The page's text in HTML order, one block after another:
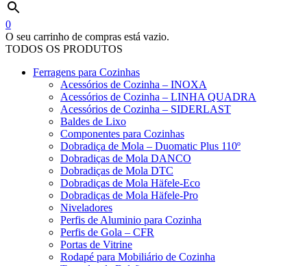
0
O seu carrinho de compras está vazio.
TODOS OS PRODUTOS
Ferragens para Cozinhas
Acessórios de Cozinha – INOXA
Acessórios de Cozinha – LINHA QUADRA
Acessórios de Cozinha – SIDERLAST
Baldes de Lixo
Componentes para Cozinhas
Dobradiça de Mola – Duomatic Plus 110º
Dobradiças de Mola DANCO
Dobradiças de Mola DTC
Dobradiças de Mola Häfele-Eco
Dobradiças de Mola Häfele-Pro
Niveladores
Perfis de Aluminio para Cozinha
Perfis de Gola – CFR
Portas de Vitrine
Rodapé para Mobiliário de Cozinha